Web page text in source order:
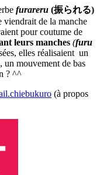
furareru (振られる)
viendrait de la manche
pour coutume de
leurs manches (furu
elles réalisaient un
un mouvement de bas
? ^^
(à propos